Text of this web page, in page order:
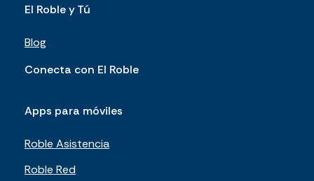
El Roble y Tú
Blog
Conecta con El Roble
Apps para móviles
Roble Asistencia
Roble Red